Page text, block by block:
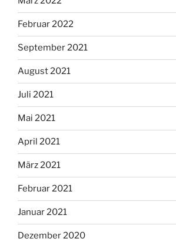
Februar 2022
September 2021
August 2021
Juli 2021
Mai 2021
April 2021
März 2021
Februar 2021
Januar 2021
Dezember 2020